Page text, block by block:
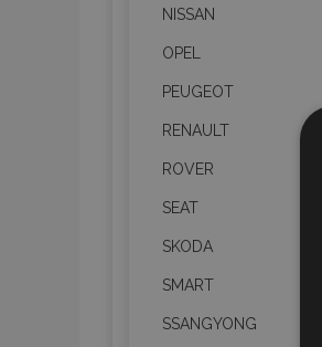
NISSAN
OPEL
PEUGEOT
RENAULT
ROVER
SEAT
SKODA
SMART
SSANGYONG